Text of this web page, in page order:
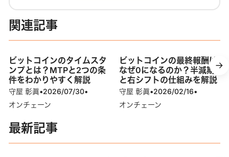
関連記事
ビットコインのタイムスタ
ンプとは？MTPと2つの条
件をわかりやすく解説
守屋 彰眞•2026/07/30•
オンチェーン
ビットコインの最終報酬は
なぜ0になるのか？半減期
と右シフトの仕組みを解説
守屋 彰眞•2026/02/16•
オンチェーン
最新記事